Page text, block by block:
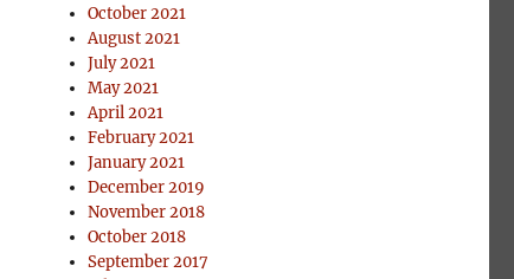
October 2021
August 2021
July 2021
May 2021
April 2021
February 2021
January 2021
December 2019
November 2018
October 2018
September 2017